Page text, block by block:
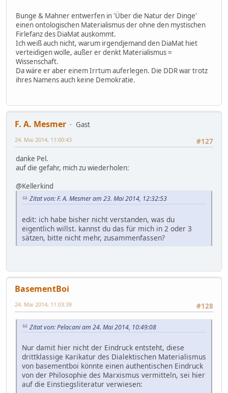
Bunge & Mahner entwerfen in 'Über die Natur der Dinge'
einen ontologischen Materialismus der ohne den mystischen
Firlefanz des DiaMat auskommt.
Ich weiß auch nicht, warum irgendjemand den DiaMat hiet
verteidigen wolle, außer er denkt Materialismus =
Wissenschaft.
Da wäre er aber einem Irrtum auferlegen. Die DDR war trotz
ihres Namens auch keine Demokratie.
F. A. Mesmer
Gast
#127
24. Mai 2014, 11:00:43
danke Pel.
auf die gefahr, mich zu wiederholen:
@Kellerkind
Zitat von: F. A. Mesmer am 23. Mai 2014, 12:32:53
edit: ich habe bisher nicht verstanden, was du
eigentlich willst. kannst du das für mich in 2 oder 3
sätzen, bitte nicht mehr, zusammenfassen?
BasementBoi
#128
24. Mai 2014, 11:03:39
Zitat von: Pelacani am 24. Mai 2014, 10:49:08
Nur damit hier nicht der Eindruck entsteht, diese
drittklassige Karikatur des Dialektischen Materialismus
von basementboi könnte einen authentischen Eindruck
von der Philosophie des Marxismus vermitteln, sei hier
auf die Einstiegsliteratur verwiesen: